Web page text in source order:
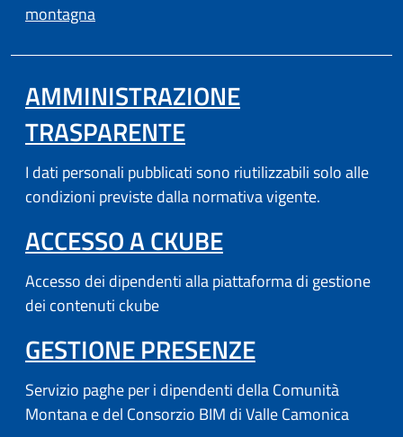
montagna
AMMINISTRAZIONE
TRASPARENTE
I dati personali pubblicati sono riutilizzabili solo alle
condizioni previste dalla normativa vigente.
ACCESSO A CKUBE(APRE IN
Accesso dei dipendenti alla piattaforma di gestione
dei contenuti ckube
GESTIONE PRESENZE(APRE IN
Servizio paghe per i dipendenti della Comunità
Montana e del Consorzio BIM di Valle Camonica